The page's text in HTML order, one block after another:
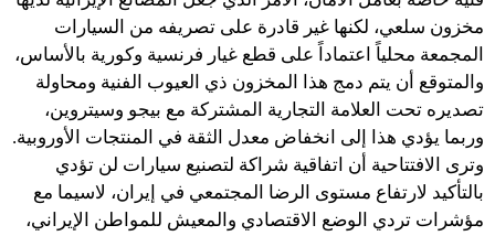
مخزون سلعي، لكنها غير قادرة على تصريفه من السيارات
المجمعة محلياً اعتماداً على قطع غيار فرنسية وكورية بالأساس،
والمتوقع أن يتم دمج هذا المخزون ذي العيوب الفنية ومحاولة
تصديره تحت العلامة التجارية المشتركة مع بيجو وسيتروين،
وربما يؤدي هذا إلى انخفاض معدل الثقة في المنتجات الأوروبية.
وترى الافتتاحية أن اتفاقية شراكة لتصنيع سيارات لن تؤدي
بالتأكيد لارتفاع مستوى الرضا المجتمعي في إيران، لاسيما مع
مؤشرات تردي الوضع الاقتصادي والمعيش للمواطن الإيراني،